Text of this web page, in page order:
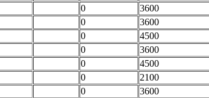
0 3600
0 3600
0 4500
0 3600
0 4500
0 2100
0 3600